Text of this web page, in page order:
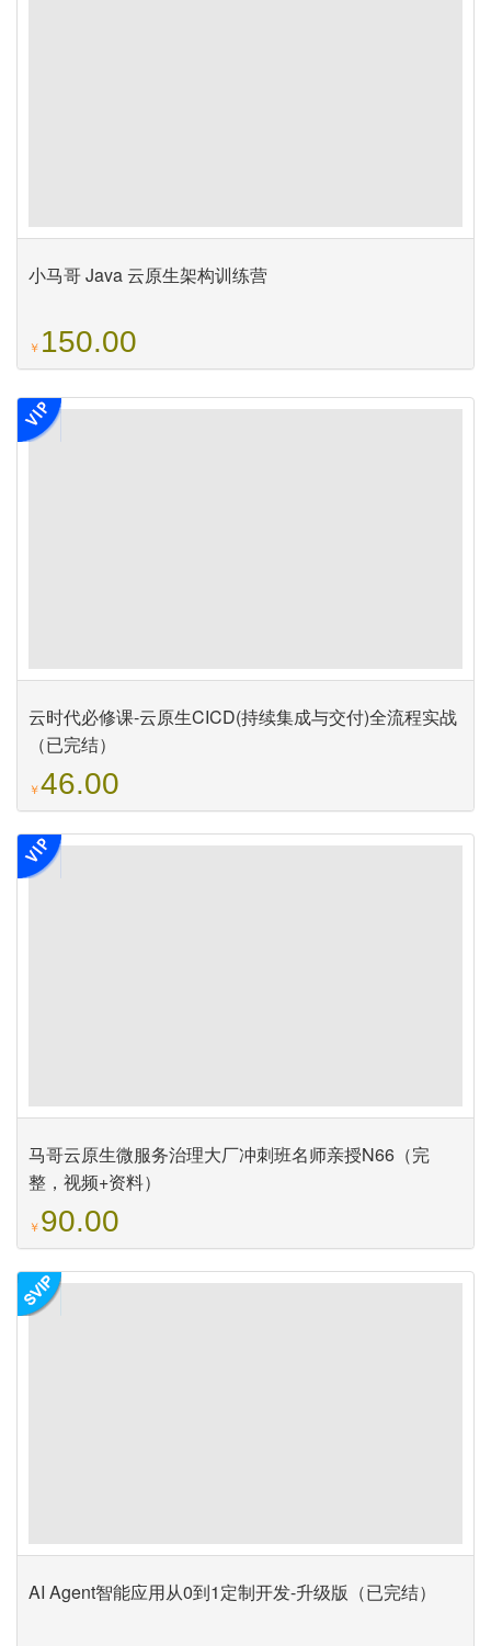
小马哥 Java 云原生架构训练营
￥ 150.00
云时代必修课-云原生CICD(持续集成与交付)全流程实战
（已完结）
￥46.00
马哥云原生微服务治理大厂冲刺班名师亲授N66（完
整，视频+资料）
￥90.00
AI Agent智能应用从0到1定制开发-升级版（已完结）